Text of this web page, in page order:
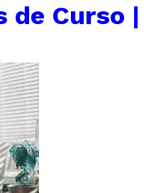
de Curso